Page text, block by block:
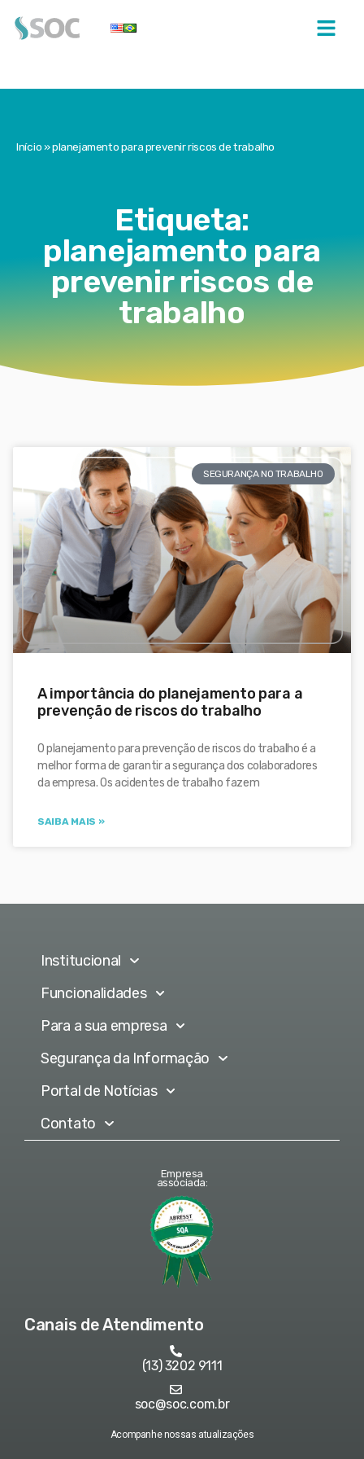
Início»planejamento para prevenir riscos de trabalho
Etiqueta:
planejamento para
prevenir riscos de
trabalho
SEGURANÇA NO TRABALHO
A importância do planejamento para a
prevenção de riscos do trabalho
O planejamento para prevenção de riscos do trabalho é a
melhor forma de garantir a segurança dos colaboradores
da empresa. Os acidentes de trabalho fazem
SAIBA MAIS »
Institucional
Funcionalidades
Para a sua empresa
Segurança da Informação
Portal de Notícias
Contato
Empresa
associada:
Canais de Atendimento
(13) 3202 9111
soc@soc.com.br
Acompanhe nossas atualizações